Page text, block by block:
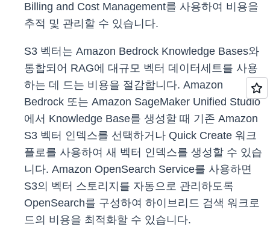
Billing and Cost Management를 사용하여 비용을
추적 및 관리할 수 있습니다.
S3 벡터는 Amazon Bedrock Knowledge Bases와
통합되어 RAG에 대규모 벡터 데이터세트를 사용
하는 데 드는 비용을 절감합니다. Amazon
Bedrock 또는 Amazon SageMaker Unified Studio
에서 Knowledge Base를 생성할 때 기존 Amazon
S3 벡터 인덱스를 선택하거나 Quick Create 워크
플로를 사용하여 새 벡터 인덱스를 생성할 수 있습
니다. Amazon OpenSearch Service를 사용하면
S3의 벡터 스토리지를 자동으로 관리하도록
OpenSearch를 구성하여 하이브리드 검색 워크로
드의 비용을 최적화할 수 있습니다.